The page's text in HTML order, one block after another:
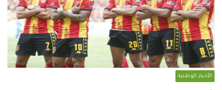
Chrono24
Sports 24
الأخبار الوطنية